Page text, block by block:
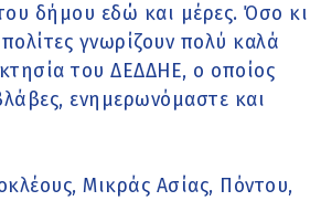
δήμου εδώ και μέρες. Όσο κι
γνωρίζουν πολύ καλά
του ΔΕΔΔΗΕ, ο οποίος
ενημερωνόμαστε και
Μικράς Ασίας, Πόντου,